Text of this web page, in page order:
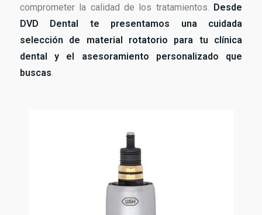
comprometer la calidad de los tratamientos. Desde
DVD Dental te presentamos una cuidada
selección de material rotatorio para tu clínica
dental y el asesoramiento personalizado que
buscas.